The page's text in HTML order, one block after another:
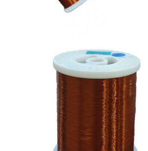
Contattaci
Chiedi un preventivo
filtro di rame rotondo smaltato
Filati di avvolgimento in rame smaltato